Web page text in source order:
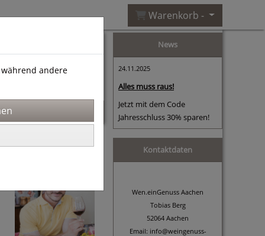
Warenkorb -
News
24.11.2025
Alles muss raus!
Jetzt mit dem Code
Jahresschluss 30% sparen!
Kontaktdaten
Wen.einGenuss Aachen
Tobias Berg
52064 Aachen
Email: info@weingenuss-
während andere